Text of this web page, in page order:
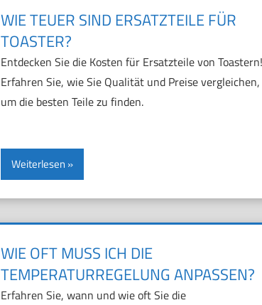
WIE TEUER SIND ERSATZTEILE FÜR
TOASTER?
Entdecken Sie die Kosten für Ersatzteile von Toastern!
Erfahren Sie, wie Sie Qualität und Preise vergleichen,
um die besten Teile zu finden.
Weiterlesen
WIE OFT MUSS ICH DIE
TEMPERATURREGELUNG ANPASSEN?
Erfahren Sie, wann und wie oft Sie die